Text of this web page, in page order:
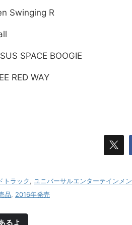
Swinging R
SPACE BOOGIE
RED WAY
トラック, ユニバーサルエンターテインメ
品, 2016年発売
るよ